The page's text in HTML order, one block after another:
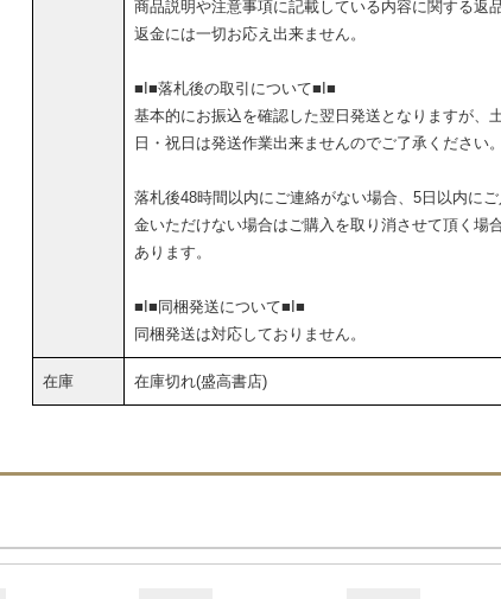
商品説明や注意事項に記載している内容に関する返
返金には一切お応え出来ません。
■I■落札後の取引について■I■
基本的にお振込を確認した翌日発送となりますが、
日・祝日は発送作業出来ませんのでご了承ください。
落札後48時間以内にご連絡がない場合、5日以内にご
金いただけない場合はご購入を取り消させて頂く場
あります。
■I■同梱発送について■I■
同梱発送は対応しておりません。
在庫 在庫切れ(盛高書店)